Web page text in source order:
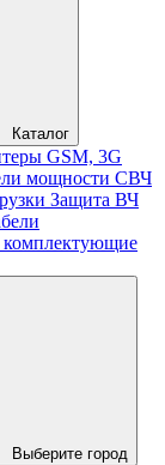
Каталог
GSM, 3G
мощности СВЧ
Защита ВЧ
комплектующие
Выберите город